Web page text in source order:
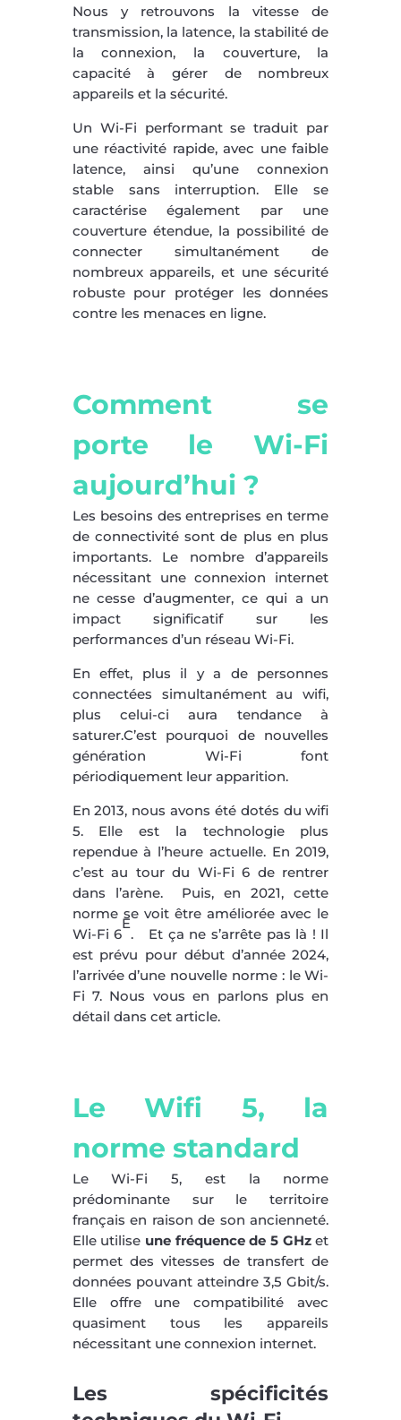
Nous y retrouvons la vitesse de
transmission, la latence, la stabilité de
la connexion, la couverture, la
capacité à gérer de nombreux
appareils et la sécurité.
Un Wi-Fi performant se traduit par
une réactivité rapide, avec une faible
latence, ainsi qu’une connexion
stable sans interruption. Elle se
caractérise également par une
couverture étendue, la possibilité de
connecter simultanément de
nombreux appareils, et une sécurité
robuste pour protéger les données
contre les menaces en ligne.
Comment se
porte le Wi-Fi
aujourd’hui ?
Les besoins des entreprises en terme
de connectivité sont de plus en plus
importants. Le nombre d’appareils
nécessitant une connexion internet
ne cesse d’augmenter, ce qui a un
impact significatif sur les
performances d’un réseau Wi-Fi.
En effet, plus il y a de personnes
connectées simultanément au wifi,
plus celui-ci aura tendance à
saturer.C’est pourquoi de nouvelles
génération Wi-Fi font
périodiquement leur apparition.
En 2013, nous avons été dotés du wifi
5. Elle est la technologie plus
rependue à l’heure actuelle. En 2019,
c’est au tour du Wi-Fi 6 de rentrer
dans l’arène. Puis, en 2021, cette
norme se voit être améliorée avec le
Wi-Fi 6
E
. Et ça ne s’arrête pas là ! Il
est prévu pour début d’année 2024,
l’arrivée d’une nouvelle norme : le Wi-
Fi 7. Nous vous en parlons plus en
détail dans cet article.
Le Wifi 5, la
norme standard
Le Wi-Fi 5, est la norme
prédominante sur le territoire
français en raison de son ancienneté.
Elle utilise une fréquence de 5 GHzet
permet des vitesses de transfert de
données pouvant atteindre 3,5 Gbit/s.
Elle offre une compatibilité avec
quasiment tous les appareils
nécessitant une connexion internet.
Les spécificités